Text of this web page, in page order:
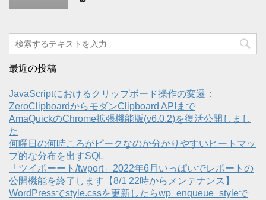
最近の投稿
JavaScriptにおけるクリップボード操作の変遷：
ZeroClipboardからモダンClipboard APIまで
AmaQuickのChrome拡張機能版(v6.0.2)を復活公開しまし
た
何曜日の何時ころがピークなのか分かりやすいヒートマッ
プ的な分布を出すSQL
「ツイポーート/twport」2022年6月いっぱいでレポートの
公開機能を終了します【8/1 22時からメンテナンス】
WordPressでstyle.cssを更新したらwp_enqueue_styleで